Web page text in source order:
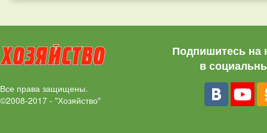
Все права защищены.
©2008-2017 - "Хозяйство"
Подпишитесь на
в